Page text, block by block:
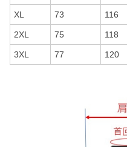
XL 73 116
2XL 75 118
3XL 77 120